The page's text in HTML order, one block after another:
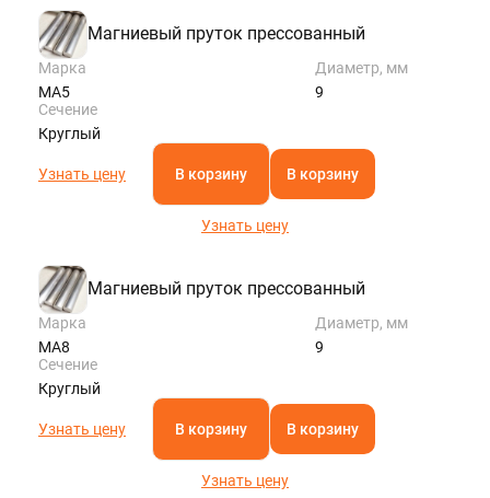
Магниевый пруток прессованный
Марка
МА5
Диаметр, мм
9
Сечение
Круглый
Узнать цену В корзину В корзину
Узнать цену
Магниевый пруток прессованный
Марка
МА8
Диаметр, мм
9
Сечение
Круглый
Узнать цену В корзину В корзину
Узнать цену